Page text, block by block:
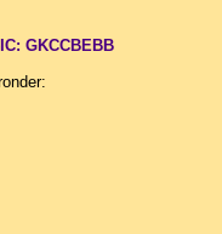
GKCCBEBB